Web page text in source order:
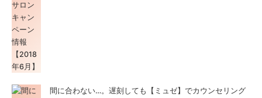
間に合わない…。遅刻しても【ミュゼ】でカウンセリング